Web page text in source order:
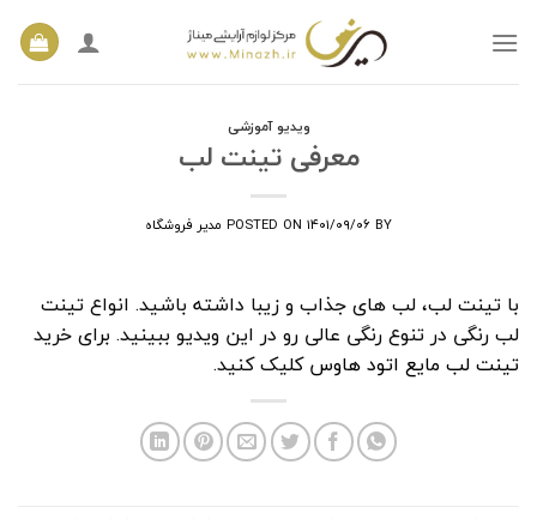
ویدیو آموزشی
معرفی تینت لب
POSTED ON ۱۴۰۱/۰۹/۰۶ BY مدیر فروشگاه
با تینت لب، لب های جذاب و زیبا داشته باشید. انواع تینت
لب رنگی در تنوع رنگی عالی رو در این ویدیو ببینید. برای خرید
تینت لب مایع اتود هاوسکلیک کنید.